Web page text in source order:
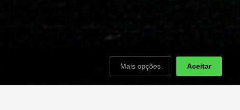
Mais opções Aceitar